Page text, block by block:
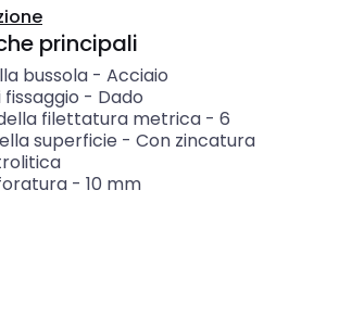
principali
bussola- Acciaio
fissaggio - Dado
filettatura metrica- 6
superficie - Con zincatura
- 10 mm